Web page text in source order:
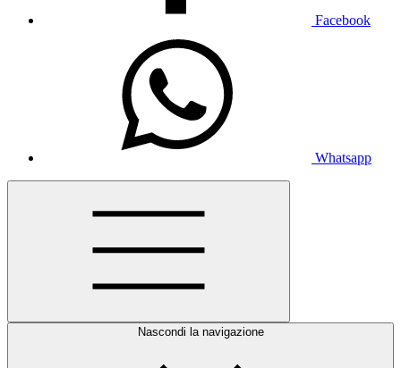
Facebook
Whatsapp
Nascondi la navigazione